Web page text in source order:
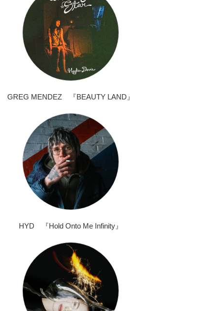
GREG MENDEZ 『BEAUTY LAND』
HYD 『Hold Onto Me Infinity』